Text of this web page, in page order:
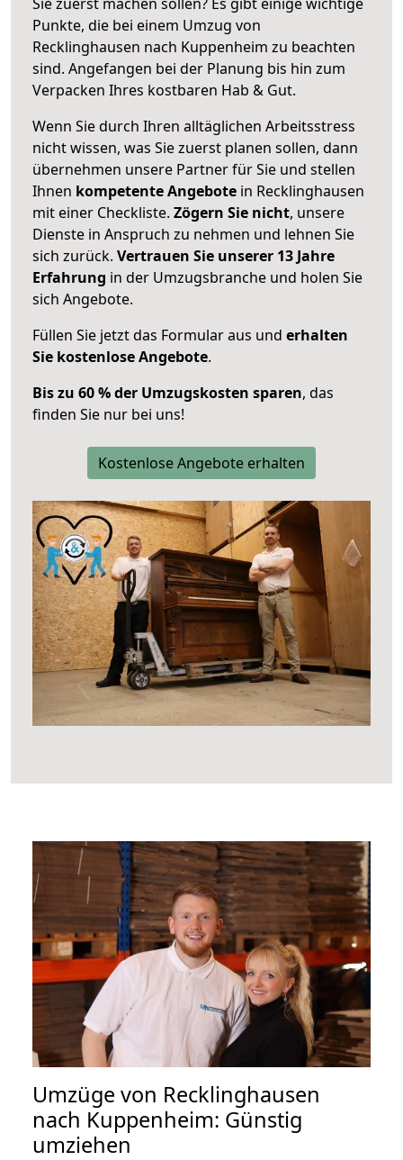
Punkte, die bei einem Umzug von
Recklinghausen nach Kuppenheim zu beachten
sind. Angefangen bei der Planung bis hin zum
Verpacken Ihres kostbaren Hab & Gut.
Wenn Sie durch Ihren alltäglichen Arbeitsstress
nicht wissen, was Sie zuerst planen sollen, dann
übernehmen unsere Partner für Sie und stellen
Ihnen kompetente Angebote in Recklinghausen
mit einer Checkliste. Zögern Sie nicht, unsere
Dienste in Anspruch zu nehmen und lehnen Sie
sich zurück. Vertrauen Sie unserer 13 Jahre
Erfahrung in der Umzugsbranche und holen Sie
sich Angebote.
Füllen Sie jetzt das Formular aus und erhalten
Sie kostenlose Angebote.
Bis zu 60 % der Umzugskosten sparen, das
finden Sie nur bei uns!
Kostenlose Angebote erhalten
Umzüge von Recklinghausen
nach Kuppenheim: Günstig
umziehen